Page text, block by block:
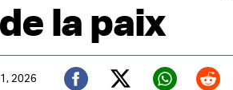
la paix
2026